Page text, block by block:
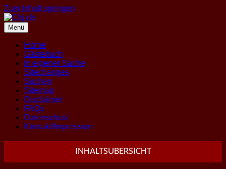
Zum Inhalt springen
Menü
Home
Gästebuch
In eigener Sache
Sitechanges
Suchen
Sitemap
Disclaimer
FAQs
Datenschutz
Kontakt/Impressum
INHALTSUBERSICHT